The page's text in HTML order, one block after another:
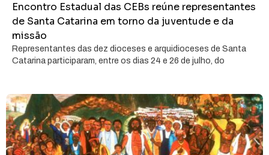
Encontro Estadual das CEBs reúne representantes
de Santa Catarina em torno da juventude e da
missão
Representantes das dez dioceses e arquidioceses de Santa
Catarina participaram, entre os dias 24 e 26 de julho, do